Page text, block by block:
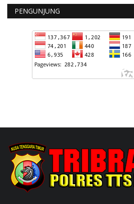
PENGUNJUNG